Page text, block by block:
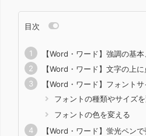
目次
【Word・ワード】強調の基
【Word・ワード】文字の上
【Word・ワード】フォント
フォントの種類やサイズ
フォントの色を変える
【Word・ワード】蛍光ペン